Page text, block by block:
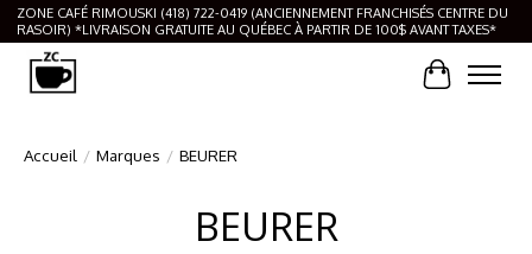
ZONE CAFÉ RIMOUSKI (418) 722-0419 (ANCIENNEMENT FRANCHISÉS CENTRE DU
RASOIR) *LIVRAISON GRATUITE AU QUÉBEC À PARTIR DE 100$ AVANT TAXES*
Panier
Accueil / Marques / BEURER
BEURER